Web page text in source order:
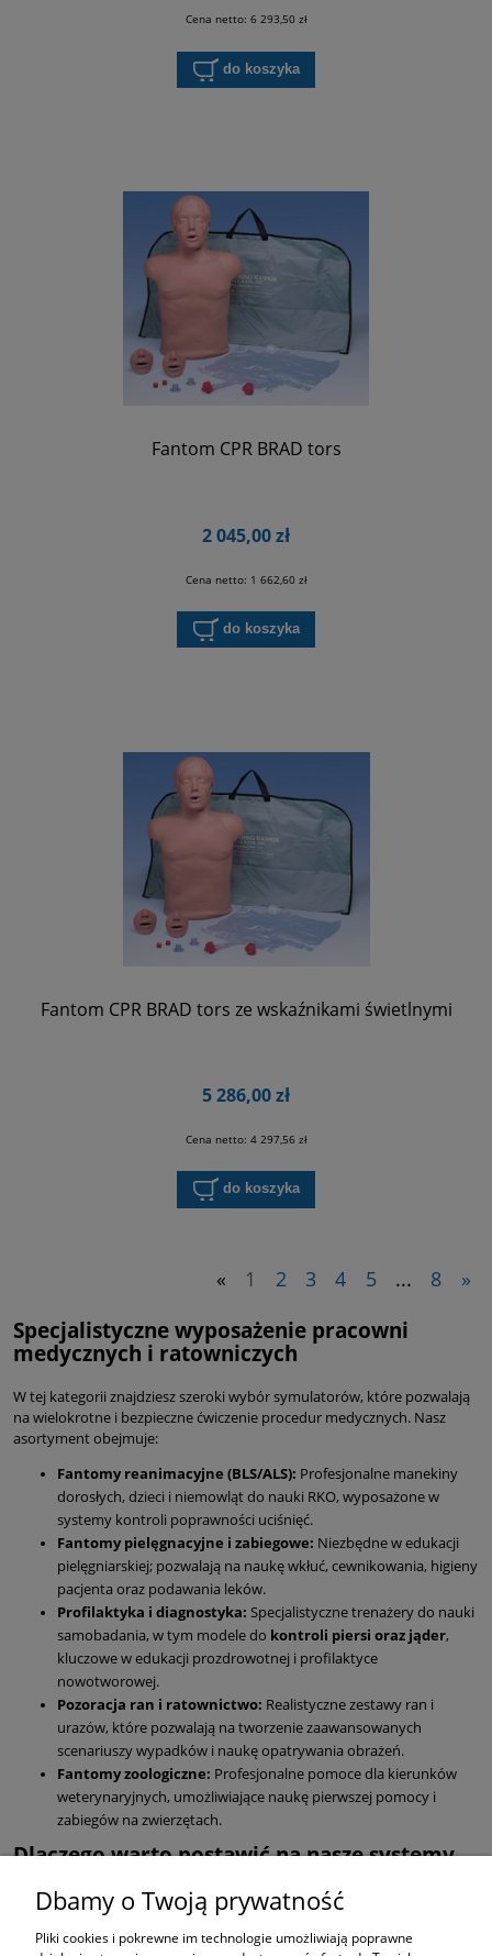
Cena netto: 6 293,50 zł
do koszyka
Fantom CPR BRAD tors
2 045,00 zł
Cena netto: 1 662,60 zł
do koszyka
Fantom CPR BRAD tors ze wskaźnikami świetlnymi
5 286,00 zł
Cena netto: 4 297,56 zł
do koszyka
« 1 2 3 4 5 ... 8 »
Specjalistyczne wyposażenie pracowni
medycznych i ratowniczych
W tej kategorii znajdziesz szeroki wybór symulatorów, które pozwalają
na wielokrotne i bezpieczne ćwiczenie procedur medycznych. Nasz
asortyment obejmuje:
Fantomy reanimacyjne (BLS/ALS): Profesjonalne manekiny
dorosłych, dzieci i niemowląt do nauki RKO, wyposażone w
systemy kontroli poprawności uciśnięć.
Fantomy pielęgnacyjne i zabiegowe: Niezbędne w edukacji
pielęgniarskiej; pozwalają na naukę wkłuć, cewnikowania, higieny
pacjenta oraz podawania leków.
Profilaktyka i diagnostyka: Specjalistyczne trenażery do nauki
samobadania, w tym modele do kontroli piersi oraz jąder,
kluczowe w edukacji prozdrowotnej i profilaktyce
nowotworowej.
Pozoracja ran i ratownictwo: Realistyczne zestawy ran i
urazów, które pozwalają na tworzenie zaawansowanych
scenariuszy wypadków i naukę opatrywania obrażeń.
Fantomy zoologiczne: Profesjonalne pomoce dla kierunków
weterynaryjnych, umożliwiające naukę pierwszej pomocy i
zabiegów na zwierzętach.
Dlaczego warto postawić na nasze systemy
Wszystkie oferowane przez nas fantomy charakteryzują się wysoką
trwałością i realistyczną budową anatomiczną. Są dostosowane do
Dbamy o Twoją prywatność
Pliki cookies i pokrewne im technologie umożliwiają poprawne